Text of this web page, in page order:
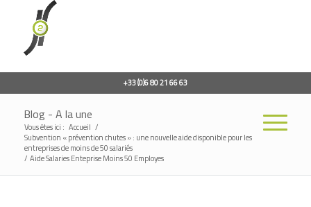
+33 (0)6 80 21 66 63
Blog - A la une
Vous êtes ici : Accueil /
Subvention « prévention chutes » : une nouvelle aide disponible pour les
entreprises de moins de 50 salariés
/ Aide Salaries Enteprise Moins 50 Employes